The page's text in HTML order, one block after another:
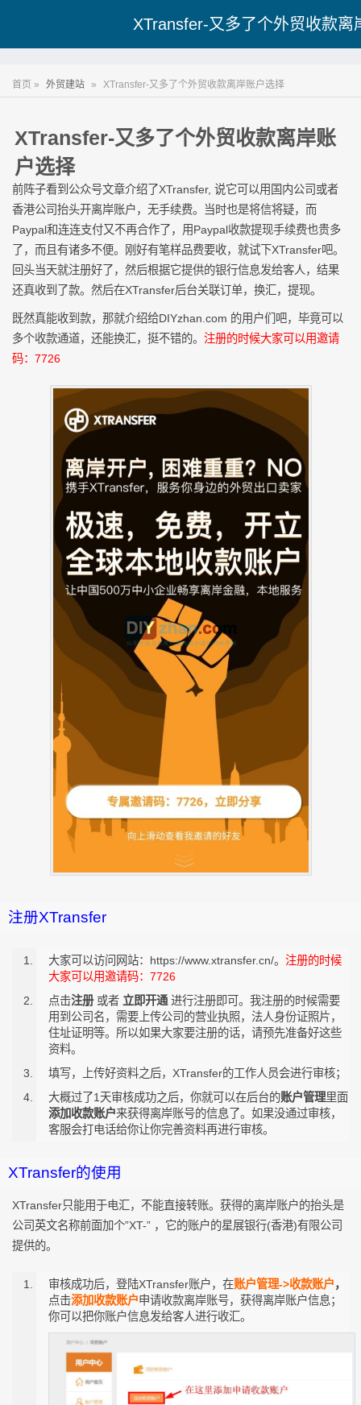
XTransfer-又多了个外贸收款离
首页 » 外贸建站 » XTransfer-又多了个外贸收款离岸账户选择
XTransfer-又多了个外贸收款离岸账
户选择
前阵子看到公众号文章介绍了XTransfer, 说它可以用国内公司或者
香港公司抬头开离岸账户，无手续费。当时也是将信将疑，而
Paypal和连连支付又不再合作了，用Paypal收款提现手续费也贵多
了，而且有诸多不便。刚好有笔样品费要收，就试下XTransfer吧。
回头当天就注册好了，然后根据它提供的银行信息发给客人，结果
还真收到了款。然后在XTransfer后台关联订单，换汇，提现。
既然真能收到款，那就介绍给DIYzhan.com 的用户们吧，毕竟可以
多个收款通道，还能换汇，挺不错的。 注册的时候大家可以用邀请
码：7726
注册XTransfer
大家可以访问网站：https://www.xtransfer.cn/。 注册的时候
大家可以用邀请码：7726
点击注册或者 立即开通 进行注册即可。我注册的时候需要
用到公司名，需要上传公司的营业执照，法人身份证照片，
住址证明等。所以如果大家要注册的话，请预先准备好这些
资料。
填写，上传好资料之后，XTransfer的工作人员会进行审核；
大概过了1天审核成功之后，你就可以在后台的账户管理里面
添加收款账户来获得离岸账号的信息了。如果没通过审核，
客服会打电话给你让你完善资料再进行审核。
XTransfer的使用
XTransfer只能用于电汇，不能直接转账。获得的离岸账户的抬头是
公司英文名称前面加个”XT-” ，它的账户的星展银行(香港)有限公司
提供的。
审核成功后，登陆XTransfer账户，在账户管理->收款账户，
点击添加收款账户申请收款离岸账号，获得离岸账户信息；
你可以把你账户信息发给客人进行收汇。